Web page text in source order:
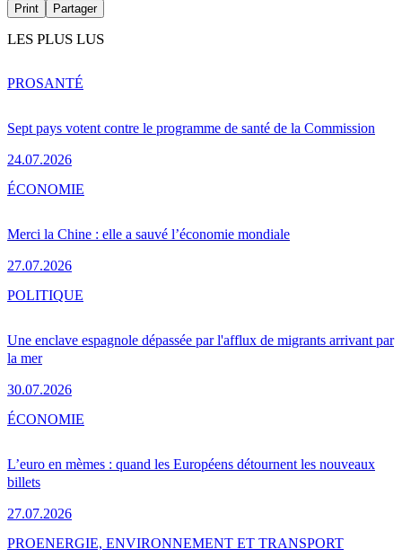
Print Partager
LES PLUS LUS
Sept pays votent contre le programme de santé de la Commission
24.07.2026
PROSANTÉ
Merci la Chine : elle a sauvé l’économie mondiale
27.07.2026
ÉCONOMIE
Une enclave espagnole dépassée par l'afflux de migrants arrivant par
la mer
30.07.2026
POLITIQUE
L’euro en mèmes : quand les Européens détournent les nouveaux
billets
27.07.2026
ÉCONOMIE
PROENERGIE, ENVIRONNEMENT ET TRANSPORT